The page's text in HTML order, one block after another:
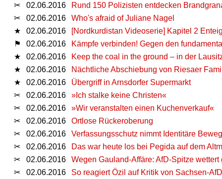
✂
02.06.2016
Rund 150 Polizisten entdecken
✂
02.06.2016
Who's afraid of Juliane Nagel
★
02.06.2016
[Nordkurdistan Videoserie] Kapitel 2
⚑
02.06.2016
Kämpfe verbinden! Gegen den
★
02.06.2016
Keep the coal in the ground – in der
★
02.06.2016
Nächtliche Abschiebung von Riesaer
★
02.06.2016
Übergriff in Arnsdorfer Supermarkt
✂
02.06.2016
»Ich stalke keine Christen«
✂
02.06.2016
»Wir veranstalten einen Kuchenverkauf«
✂
02.06.2016
Ortlose Rückeroberung
✂
02.06.2016
Verfassungsschutz nimmt Identitäre
✂
02.06.2016
Das war heute los bei Pegida auf dem
✂
02.06.2016
Wegen Gauland-Affäre: AfD-Spitze wettert
✂
02.06.2016
So reagiert Özil auf Kritik von Sachsen-AfD